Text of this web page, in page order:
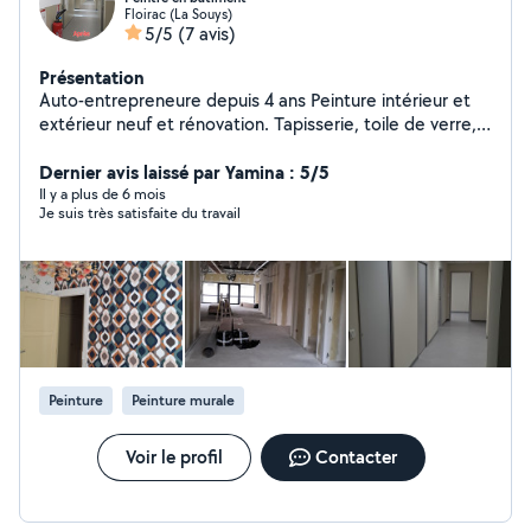
Floirac (La Souys)
5/5 (7 avis)
Présentation
Auto-entrepreneure depuis 4 ans Peinture intérieur et
extérieur neuf et rénovation. Tapisserie, toile de verre,
Dernier avis laissé par Yamina : 5/5
Il y a plus de 6 mois
Je suis très satisfaite du travail
Peinture Peinture murale
Voir le profil Contacter